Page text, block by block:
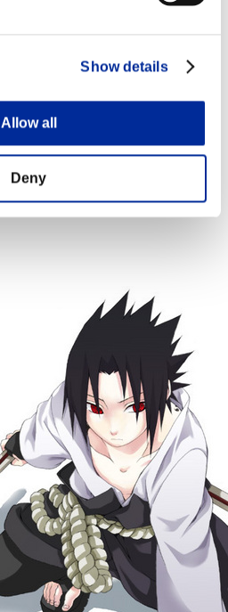
Show details
Allow all
Deny